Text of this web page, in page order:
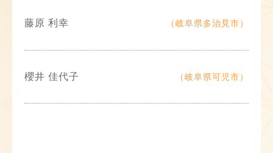
藤原 利幸 （岐阜県多治見市）
櫻井 佳代子 （岐阜県可児市）